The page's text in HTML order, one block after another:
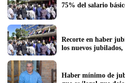
75% del salario
Recorte en haber
los nuevos jubilados,
Haber mínimo de